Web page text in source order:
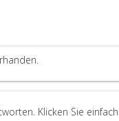
Klicken Sie